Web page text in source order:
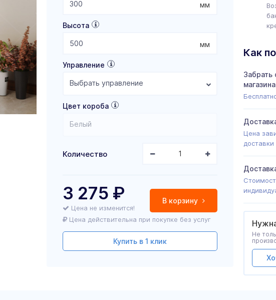
мм
Высота
мм
Управление
Выбрать управление
Цвет короба
Белый
Количество
В корзину
3 275 ₽
Цена не изменится!
Цена действительна при покупке без услуг
Купить в 1 клик
Как
Забрать
магазина
Цена
доставки
Не